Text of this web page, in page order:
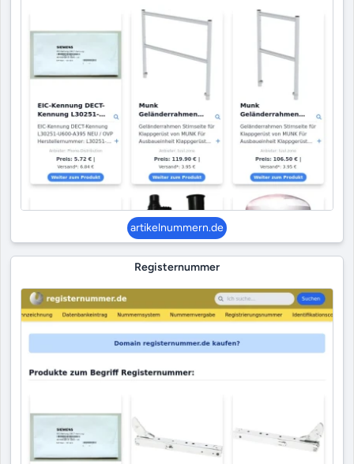
artikelnummern.de
Registernummer